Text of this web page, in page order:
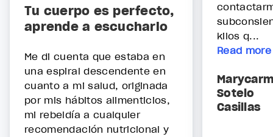
Tu cuerpo es perfecto,
aprende a escucharlo
Me di cuenta que estaba en
una espiral descendente en
cuanto a mi salud, originada
por mis hábitos alimenticios,
mi rebeldía a cualquier
recomendación nutricional y
kilos q...
Read more
Sotelo
Casillas